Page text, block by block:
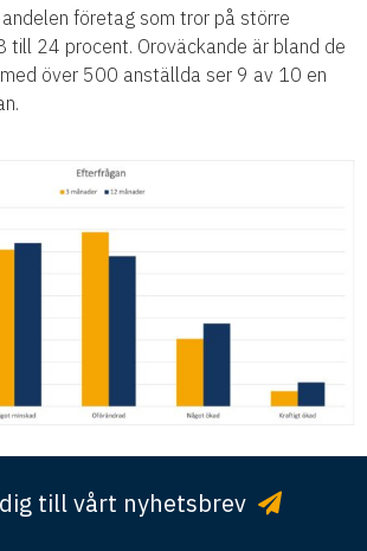
företag som tror på större
till 24 procent. Oroväckande är bland de
över 500 anställda ser 9 av 10 en
Alltjämt är det långt fler företag som
till vårt nyhetsbrev